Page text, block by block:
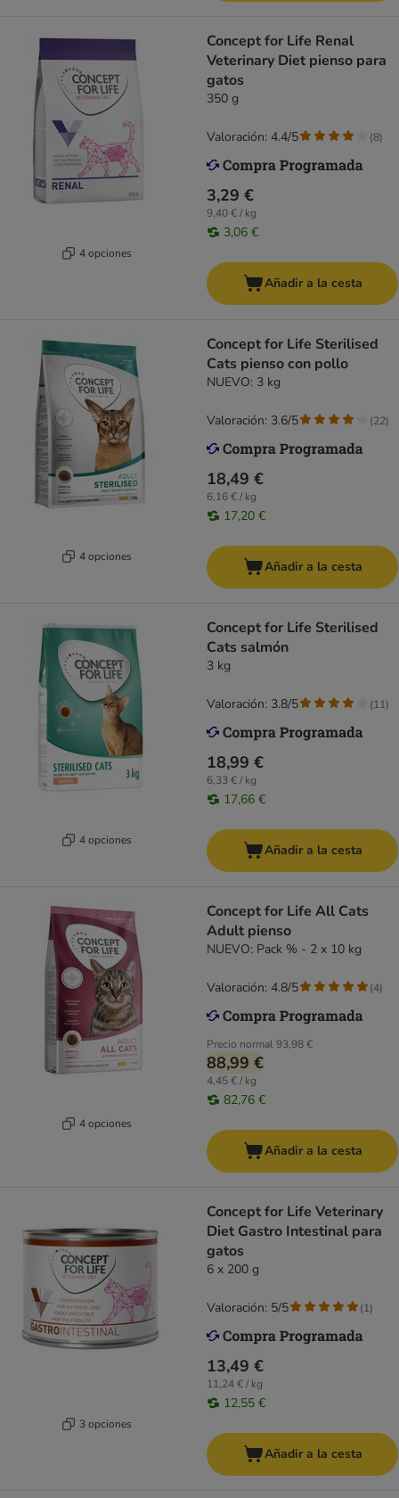
4 opciones
Concept for Life Renal
Veterinary Diet pienso para
gatos
350 g
3,29 €
9,40 € / kg
3,06 €
Valoración: 4.4/5 (8)
Añadir a la cesta
4 opciones
Concept for Life Sterilised
Cats pienso con pollo
NUEVO: 3 kg
18,49 €
6,16 € / kg
17,20 €
Valoración: 3.6/5 (22)
Añadir a la cesta
4 opciones
Concept for Life Sterilised
Cats salmón
3 kg
18,99 €
6,33 € / kg
17,66 €
Valoración: 3.8/5 (11)
Añadir a la cesta
4 opciones
Concept for Life All Cats
Adult pienso
NUEVO: Pack % - 2 x 10 kg
Precio normal93,98 €
88,99 €
4,45 € / kg
82,76 €
Valoración: 4.8/5 (4)
Añadir a la cesta
3 opciones
Concept for Life Veterinary
Diet Gastro Intestinal para
gatos
6 x 200 g
13,49 €
11,24 € / kg
12,55 €
Valoración: 5/5 (1)
Añadir a la cesta